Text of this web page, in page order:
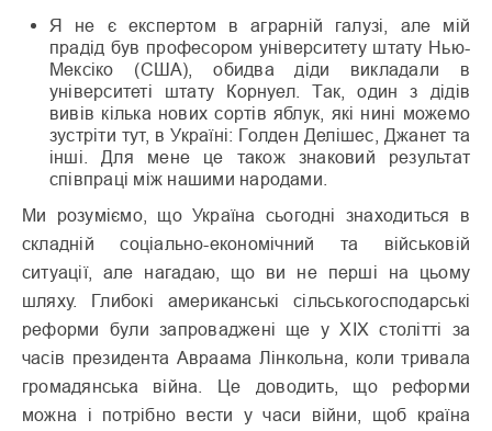
Я не є експертом в аграрній галузі, але мій
прадід був професором університету штату Нью-
Мексіко (США), обидва діди викладали в
університеті штату Корнуел. Так, один з дідів
вивів кілька нових сортів яблук, які нині можемо
зустріти тут, в Україні: Голден Делішес, Джанет та
інші. Для мене це також знаковий результат
співпраці між нашими народами.
Ми розуміємо, що Україна сьогодні знаходиться в
складній соціально-економічний та військовій
ситуації, але нагадаю, що ви не перші на цьому
шляху. Глибокі американські сільськогосподарські
реформи були запроваджені ще у XIX столітті за
часів президента Авраама Лінкольна, коли тривала
громадянська війна. Це доводить, що реформи
можна і потрібно вести у часи війни, щоб країна